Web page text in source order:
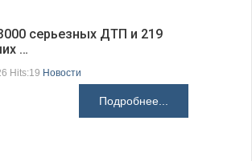
серьезных ДТП и 219
…
Hits:19 Новости
Подробнее...